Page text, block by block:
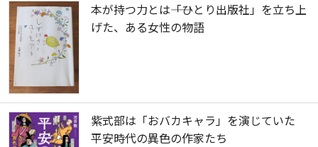
本が持つ力とは――「ひとり出版社」を立ち上
げた、ある女性の物語
紫式部は「おバカキャラ」を演じていた
平安時代の異色の作家たち